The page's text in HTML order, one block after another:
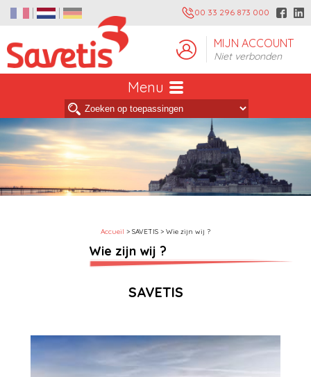
00 33 296 873 000
MIJN ACCOUNT
Niet verbonden
Menu
Accueil > SAVETIS > Wie zijn wij ?
Wie zijn wij ?
SAVETIS